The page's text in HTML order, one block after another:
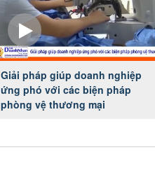
Giải pháp giúp doanh nghiệp
ứng phó với các biện pháp
phòng vệ thương mại